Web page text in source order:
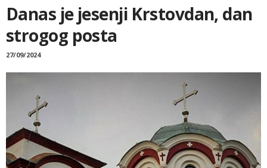
Danas je jesenji Krstovdan, dan
strogog posta
27/09/2024